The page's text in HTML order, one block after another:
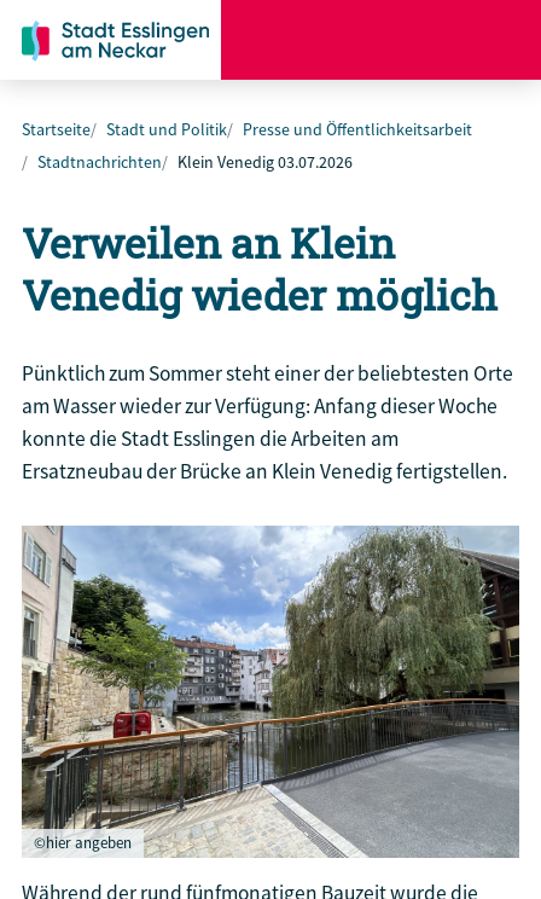
Startseite Stadt und Politik
Presse und Öffentlichkeitsarbeit
Stadtnachrichten
Klein Venedig 03.07.2026
Verweilen an Klein
Venedig wieder möglich
Pünktlich zum Sommer steht einer der beliebtesten Orte
am Wasser wieder zur Verfügung: Anfang dieser Woche
konnte die Stadt Esslingen die Arbeiten am
Ersatzneubau der Brücke an Klein Venedig fertigstellen.
©hier angeben
Während der rund fünfmonatigen Bauzeit wurde die